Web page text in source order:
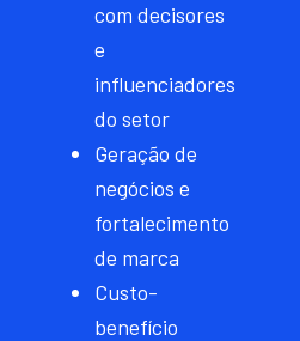
com decisores
e
influenciadores
do setor
Geração de
negócios e
fortalecimento
de marca
Custo-
benefício